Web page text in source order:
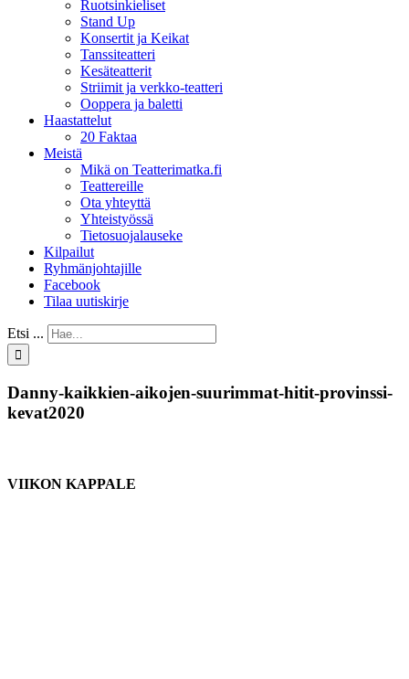
Ruotsinkieliset
Stand Up
Konsertit ja Keikat
Tanssiteatteri
Kesäteatterit
Striimit ja verkko-teatteri
Ooppera ja baletti
Haastattelut
20 Faktaa
Meistä
Mikä on Teatterimatka.fi
Teattereille
Ota yhteyttä
Yhteistyössä
Tietosuojalauseke
Kilpailut
Ryhmänjohtajille
Facebook
Tilaa uutiskirje
Etsi ...
Danny-kaikkien-aikojen-suurimmat-hitit-provinssi-
kevat2020
VIIKON KAPPALE